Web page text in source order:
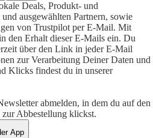
Deals, Produkt- und
ausgewählten Partnern, sowie
von Trustpilot per E-Mail. Mit
den Erhalt dieser E-Mails ein. Du
über den Link in jeder E-Mail
zur Verarbeitung Deiner Daten und
Klicks findest du in unserer
abmelden, in dem du auf den
Abbestellung klickst.
App